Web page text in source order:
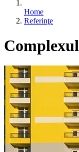
Home
Referinţe